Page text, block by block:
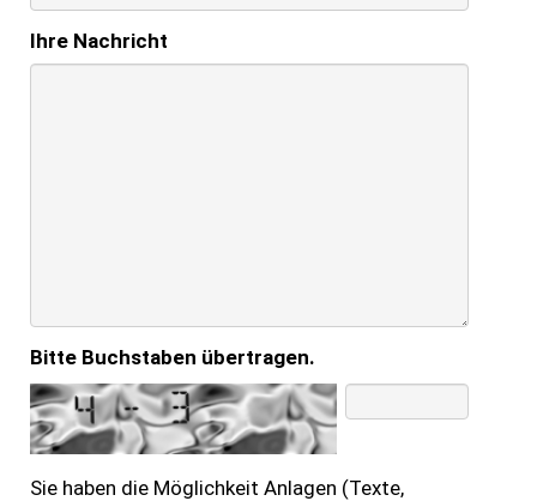
Ihre Nachricht
Bitte Buchstaben übertragen.
Sie haben die Möglichkeit Anlagen (Texte,